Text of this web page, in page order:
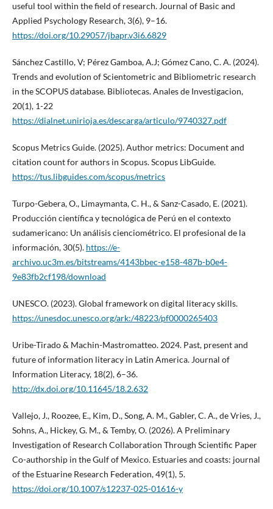
useful tool within the field of research. Journal of Basic and
Applied Psychology Research, 3(6), 9–16.
https://doi.org/10.29057/jbapr.v3i6.6829
Sánchez Castillo, V; Pérez Gamboa, A.J; Gómez Cano, C. A. (2024).
Trends and evolution of Scientometric and Bibliometric research
in the SCOPUS database. Bibliotecas. Anales de Investigacion,
20(1), 1-22
https://dialnet.unirioja.es/descarga/articulo/9740327.pdf
Scopus Metrics Guide. (2025). Author metrics: Document and
citation count for authors in Scopus. Scopus LibGuide.
https://tus.libguides.com/scopus/metrics
Turpo-Gebera, O., Limaymanta, C. H., & Sanz-Casado, E. (2021).
Producción científica y tecnológica de Perú en el contexto
sudamericano: Un análisis cienciométrico. El profesional de la
información, 30(5). https://e-
archivo.uc3m.es/bitstreams/4143bbec-e158-487b-b0e4-
9e83fb2cf198/download
UNESCO. (2023). Global framework on digital literacy skills.
https://unesdoc.unesco.org/ark:/48223/pf0000265403
Uribe-Tirado & Machin-Mastromatteo. 2024. Past, present and
future of information literacy in Latin America. Journal of
Information Literacy, 18(2), 6–36.
http://dx.doi.org/10.11645/18.2.632
Vallejo, J., Roozee, E., Kim, D., Song, A. M., Gabler, C. A., de Vries, J.,
Sohns, A., Hickey, G. M., & Temby, O. (2026). A Preliminary
Investigation of Research Collaboration Through Scientific Paper
Co-authorship in the Gulf of Mexico. Estuaries and coasts: journal
of the Estuarine Research Federation, 49(1), 5.
https://doi.org/10.1007/s12237-025-01616-y